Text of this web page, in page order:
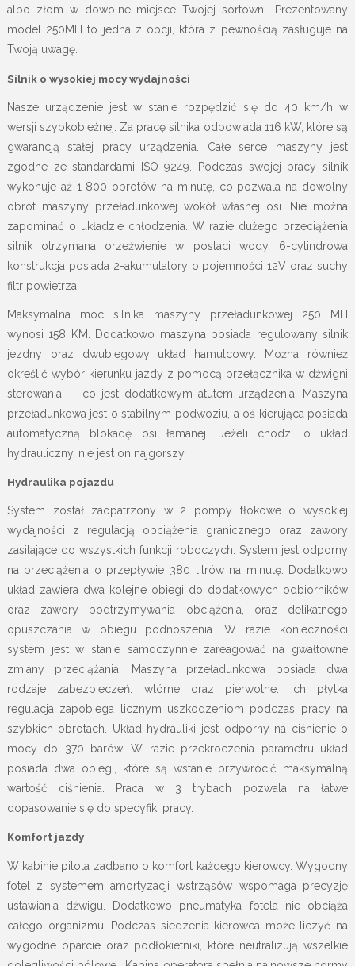
albo złom w dowolne miejsce Twojej sortowni. Prezentowany
model 250MH to jedna z opcji, która z pewnością zasługuje na
Twoją uwagę.
Silnik o wysokiej mocy wydajności
Nasze urządzenie jest w stanie rozpędzić się do 40 km/h w
wersji szybkobieżnej. Za pracę silnika odpowiada 116 kW, które są
gwarancją stałej pracy urządzenia. Całe serce maszyny jest
zgodne ze standardami ISO 9249. Podczas swojej pracy silnik
wykonuje aż 1 800 obrotów na minutę, co pozwala na dowolny
obrót maszyny przeładunkowej wokół własnej osi. Nie można
zapominać o układzie chłodzenia. W razie dużego przeciążenia
silnik otrzymana orzeźwienie w postaci wody. 6-cylindrowa
konstrukcja posiada 2-akumulatory o pojemności 12V oraz suchy
filtr powietrza.
Maksymalna moc silnika maszyny przeładunkowej 250 MH
wynosi 158 KM. Dodatkowo maszyna posiada regulowany silnik
jezdny oraz dwubiegowy układ hamulcowy. Można również
określić wybór kierunku jazdy z pomocą przełącznika w dźwigni
sterowania — co jest dodatkowym atutem urządzenia. Maszyna
przeładunkowa jest o stabilnym podwoziu, a oś kierująca posiada
automatyczną blokadę osi łamanej. Jeżeli chodzi o układ
hydrauliczny, nie jest on najgorszy.
Hydraulika pojazdu
System został zaopatrzony w 2 pompy tłokowe o wysokiej
wydajności z regulacją obciążenia granicznego oraz zawory
zasilające do wszystkich funkcji roboczych. System jest odporny
na przeciążenia o przepływie 380 litrów na minutę. Dodatkowo
układ zawiera dwa kolejne obiegi do dodatkowych odbiorników
oraz zawory podtrzymywania obciążenia, oraz delikatnego
opuszczania w obiegu podnoszenia. W razie konieczności
system jest w stanie samoczynnie zareagować na gwałtowne
zmiany przeciążania. Maszyna przeładunkowa posiada dwa
rodzaje zabezpieczeń: wtórne oraz pierwotne. Ich płytka
regulacja zapobiega licznym uszkodzeniom podczas pracy na
szybkich obrotach. Układ hydrauliki jest odporny na ciśnienie o
mocy do 370 barów. W razie przekroczenia parametru układ
posiada dwa obiegi, które są wstanie przywrócić maksymalną
wartość ciśnienia. Praca w 3 trybach pozwala na łatwe
dopasowanie się do specyfiki pracy.
Komfort jazdy
W kabinie pilota zadbano o komfort każdego kierowcy. Wygodny
fotel z systemem amortyzacji wstrząsów wspomaga precyzję
ustawiania dźwigu. Dodatkowo pneumatyka fotela nie obciąża
całego organizmu. Podczas siedzenia kierowca może liczyć na
wygodne oparcie oraz podłokietniki, które neutralizują wszelkie